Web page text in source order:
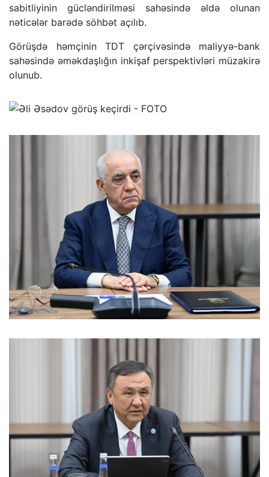
sabitliyinin gücləndirilməsi sahəsində əldə olunan
nəticələr barədə söhbət açılıb.
Görüşdə həmçinin TDT çərçivəsində maliyyə-bank
sahəsində əməkdaşlığın inkişaf perspektivləri müzakirə
olunub.